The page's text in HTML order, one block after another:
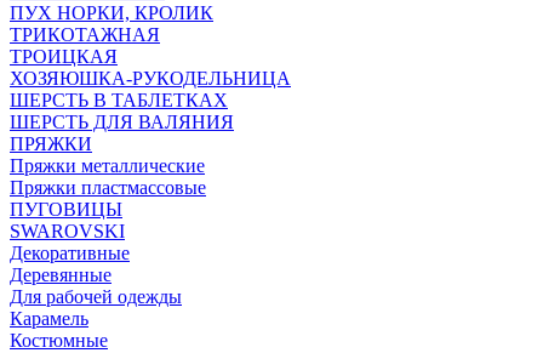
ПУХ НОРКИ, КРОЛИК
ТРИКОТАЖНАЯ
ТРОИЦКАЯ
ХОЗЯЮШКА-РУКОДЕЛЬНИЦА
ШЕРСТЬ В ТАБЛЕТКАХ
ШЕРСТЬ ДЛЯ ВАЛЯНИЯ
ПРЯЖКИ
Пряжки металлические
Пряжки пластмассовые
ПУГОВИЦЫ
SWAROVSKI
Декоративные
Деревянные
Для рабочей одежды
Карамель
Костюмные